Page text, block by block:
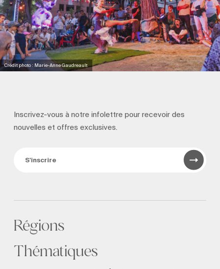
Crédit photo : Marie-Anne Gaudreault
Inscrivez-vous à notre infolettre pour recevoirdes
nouvelles et offres exclusives.
S'inscrire
Régions
Thématiques